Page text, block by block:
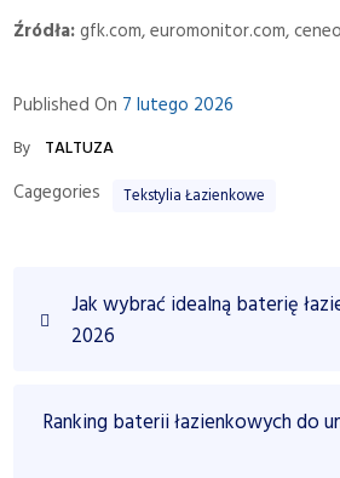
Źródła:gfk.com, euromonitor.com,
Published On 7 lutego 2026
By TALTUZA
Cagegories Tekstylia Łazienkowe
P
r
i
Jak wybrać idealną baterię
2026
Ranking baterii łazienkowych do